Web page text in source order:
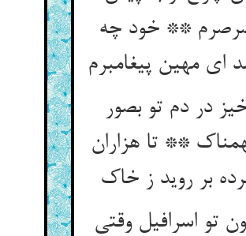
** خود چه
ای مهین پیغامبرم
در دم تو بصور
** تا هزاران
بر روید ز خاک
تو اسرافیل وقتی